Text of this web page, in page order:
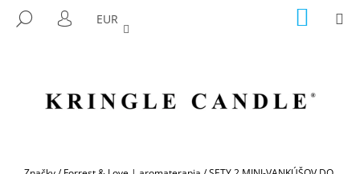
HĽADAŤ
PRIHLÁSENIE
EUR KOŠÍK